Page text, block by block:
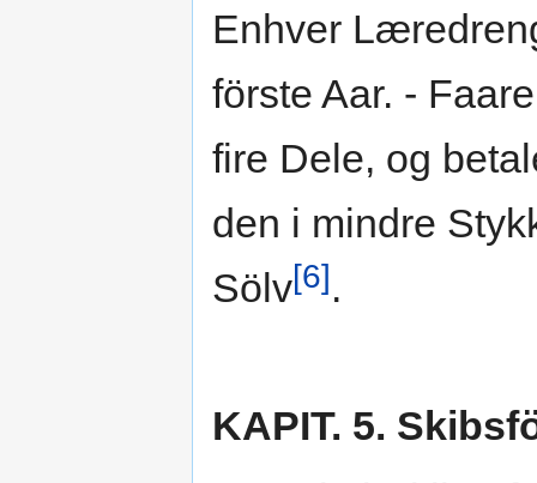
Enhver
förste Aar. -
fire Dele, og
den i mindre
Sölv[6].
KAPIT. 5.